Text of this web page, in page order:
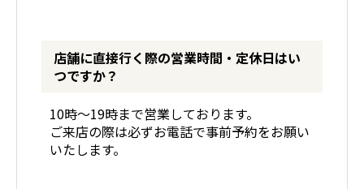
店舗に直接行く際の営業時間・定休日はい
つですか？
10時〜19時まで営業しております。
ご来店の際は必ずお電話で事前予約をお願い
いたします。